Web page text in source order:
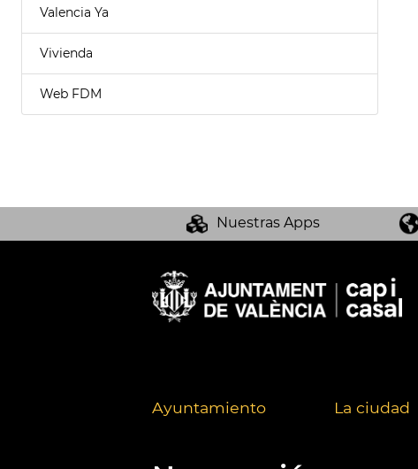
Valencia Ya
Vivienda
Web FDM
Nuestras Apps
Ayuntamiento La ciudad